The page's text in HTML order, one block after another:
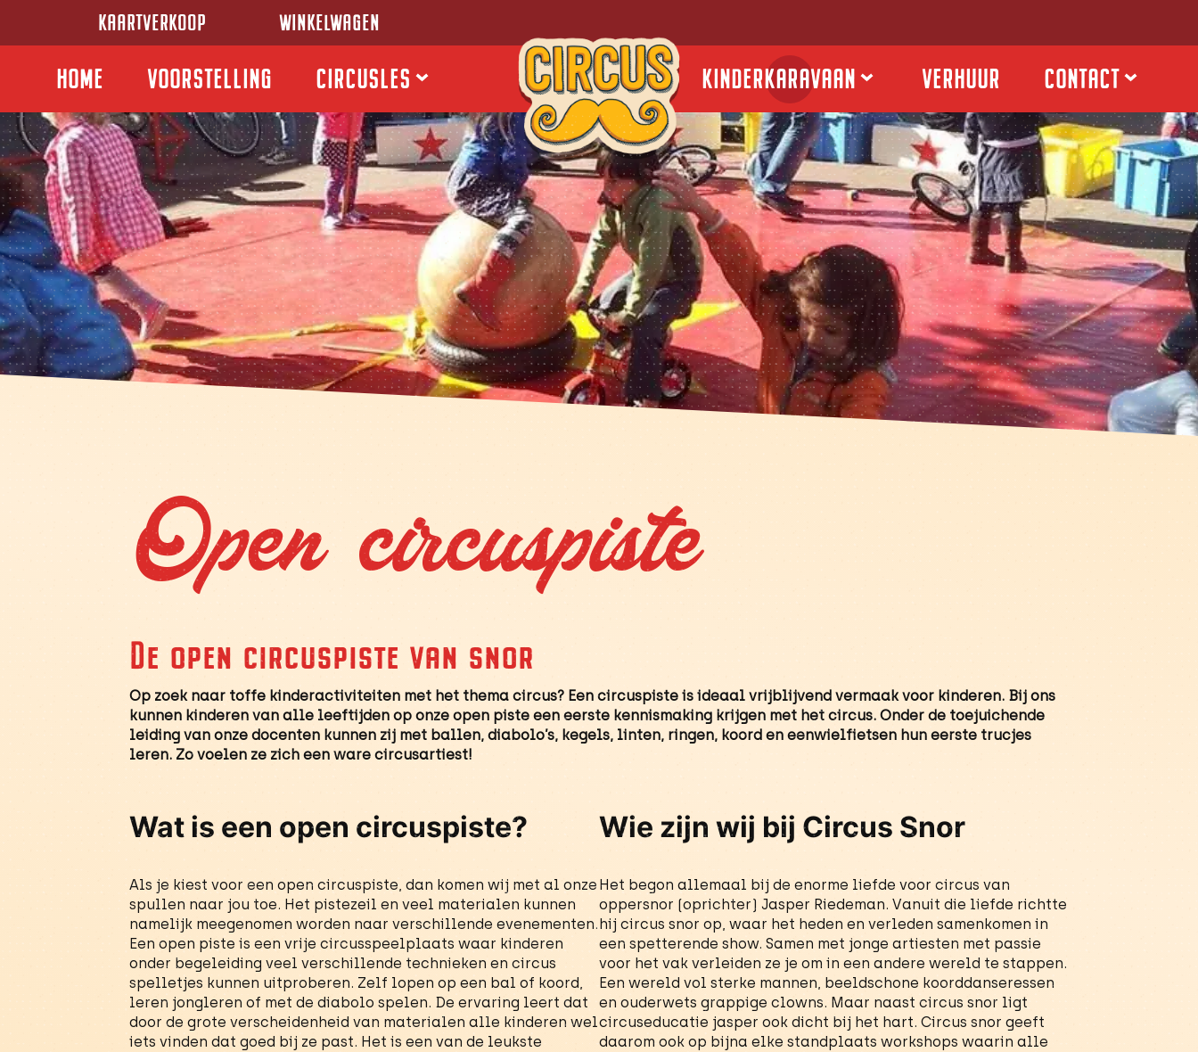
Skip
to
content
KAARTVERKOOP WINKELWAGEN
Circus
Snor
Kom je ook?
HOME VOORSTELLING CIRCUSLES KINDERKARAVAAN VERHUUR CONTACT
Open circuspiste
De open circuspiste van snor
Op zoek naar toffe kinderactiviteiten met het thema circus? Een circuspiste is ideaal vrijblijvend vermaak voor kinderen. Bij ons
kunnen kinderen van alle leeftijden op onze open piste een eerste kennismaking krijgen met het circus. Onder de toejuichende
leiding van onze docenten kunnen zij met ballen, diabolo’s, kegels, linten, ringen, koord en eenwielfietsen hun eerste trucjes
leren. Zo voelen ze zich een ware circusartiest!
Wat is een open circuspiste?
Als je kiest voor een open circuspiste, dan komen wij met al onze
spullen naar jou toe. Het pistezeil en veel materialen kunnen
namelijk meegenomen worden naar verschillende evenementen.
Een open piste is een vrije circusspeelplaats waar kinderen
onder begeleiding veel verschillende technieken en circus
spelletjes kunnen uitproberen. Zelf lopen op een bal of koord,
leren jongleren of met de diabolo spelen. De ervaring leert dat
door de grote verscheidenheid van materialen alle kinderen wel
iets vinden dat goed bij ze past. Het is een van de leukste
Wie zijn wij bij Circus Snor
Het begon allemaal bij de enorme liefde voor circus van
oppersnor (oprichter) Jasper Riedeman. Vanuit die liefde richtte
hij circus snor op, waar het heden en verleden samenkomen in
een spetterende show. Samen met jonge artiesten met passie
voor het vak verleiden ze je om in een andere wereld te stappen.
Een wereld vol sterke mannen, beeldschone koorddanseressen
en ouderwets grappige clowns. Maar naast circus snor ligt
circuseducatie jasper ook dicht bij het hart. Circus snor geeft
daarom ook op bijna elke standplaats workshops waarin alle